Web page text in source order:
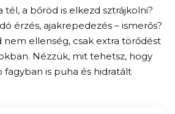
a bőröd is elkezd sztrájkolni?
érzés, ajakrepedezés – ismerős?
nem ellenség, csak extra törődést
Nézzük, mit tehetsz, hogy
is puha és hidratált